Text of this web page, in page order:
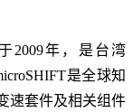
2009年，是台湾
是全球知
速套件及相关组件